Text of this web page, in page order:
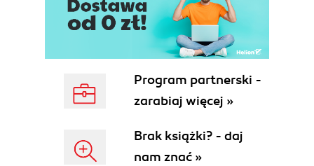
Program partnerski -
zarabiaj więcej »
Brak książki? - daj
nam znać »